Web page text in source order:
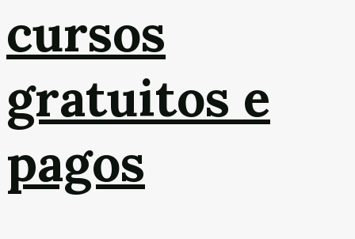
cursos
gratuitos e
pagos